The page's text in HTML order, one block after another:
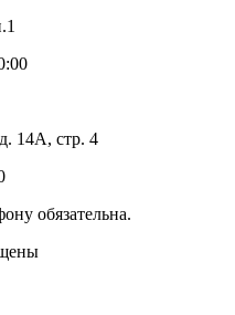
14А, стр. 4
обязательна.